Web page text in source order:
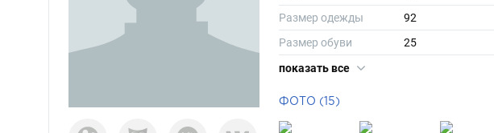
Размер одежды
92
Размер обуви
25
Длина волос
показать все
ФОТО (15)